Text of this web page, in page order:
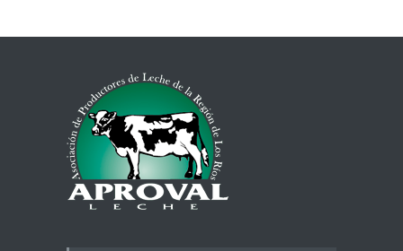
Combustibles y producción
de alimentos
29 marzo 2026